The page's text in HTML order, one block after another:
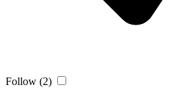
Follow (2)